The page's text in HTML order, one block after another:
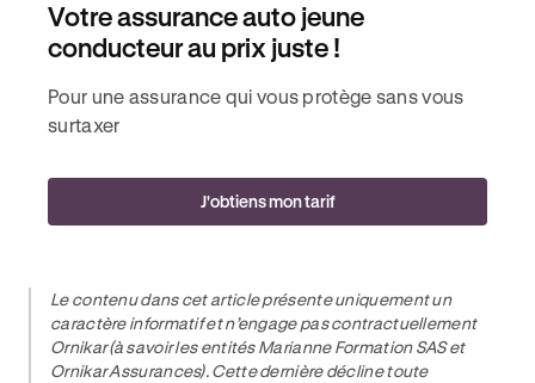
Votre assurance auto jeune
conducteur au prix juste !
Pour une assurance qui vous protège sans vous
surtaxer
J'obtiens mon tarif
Le contenu dans cet article présente uniquement un
caractère informatif et n’engage pas contractuellement
Ornikar (à savoir les entités Marianne Formation SAS et
Ornikar Assurances). Cette dernière décline toute